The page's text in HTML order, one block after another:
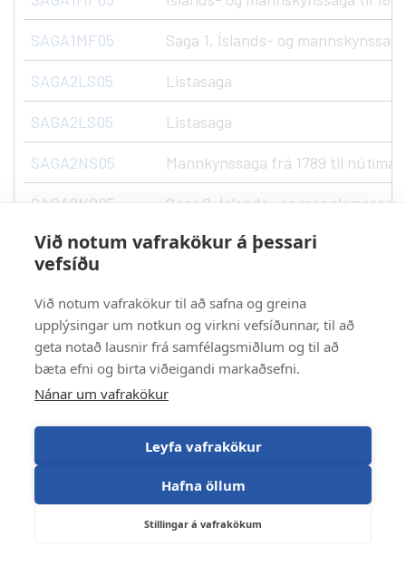
Við notum vafrakökur á þessari
vefsíðu
Við notum vafrakökur til að safna og greina
upplýsingar um notkun og virkni vefsíðunnar, til að
geta notað lausnir frá samfélagsmiðlum og til að
bæta efni og birta viðeigandi markaðsefni.
Nánar um vafrakökur
Leyfa vafrakökur
Hafna öllum
Stillingar á vafrakökum
SAGA1MF05 Saga 1, Íslands- og
SAGA2LS05 Listasaga
SAGA2LS05 Listasaga
SAGA2NS05 Mannkynssaga frá 1789 til
SAGA2NS05 Saga 2, Íslands- og
SAGA2TS05 Trúarbragðasaga
SAGA3KM05 Sagan og kvikmyndir
SAGA3LS05 Samtímalist
SAGA3MA05 Samtímasaga
Samtímasaga
Menningarsaga
Menningarsaga